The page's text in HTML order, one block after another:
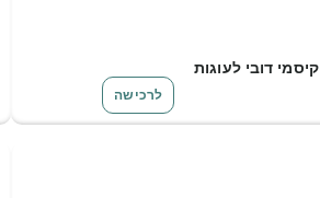
קיסמי דובי לעוגות
לרכישה